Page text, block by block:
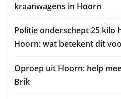
kraanwagens in Hoorn
Politie onderschept 25 kilo
Hoorn: wat betekent dit
Oproep uit Hoorn: help
Brik